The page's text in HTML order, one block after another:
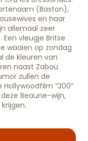
(Baston),
en haar
allemaal zeer
vleugje Britse
waaien op zondag
de kleuren van
naast Zabou
zullen de
“300”
Beaune-wijn,